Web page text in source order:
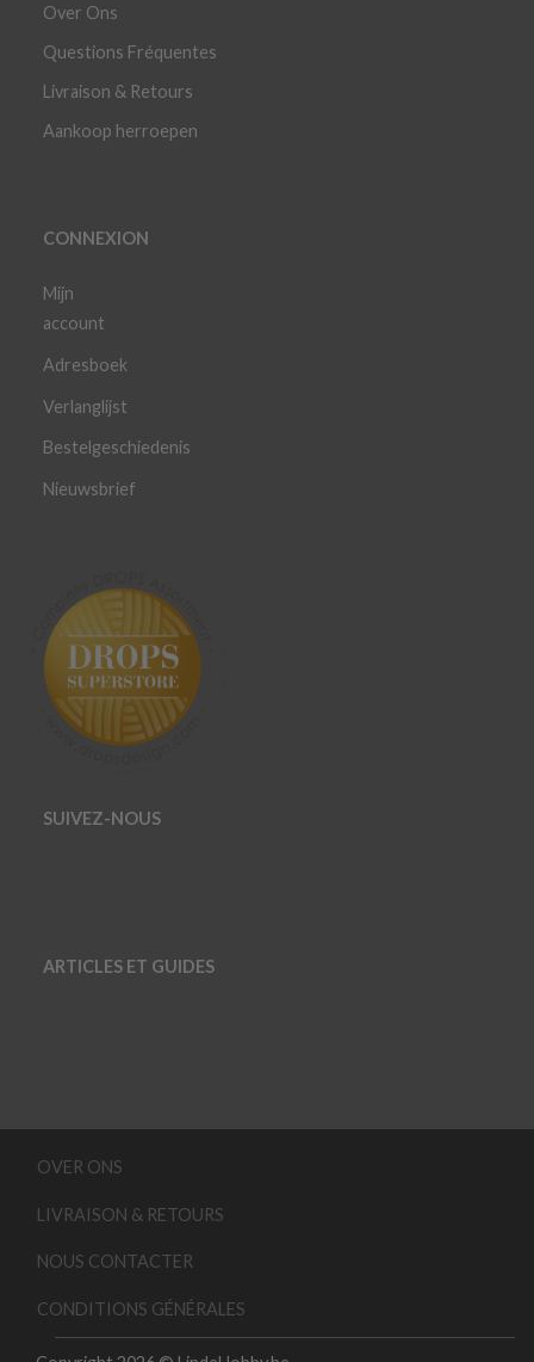
Over Ons
Questions Fréquentes
Livraison & Retours
Aankoop herroepen
CONNEXION
Mijn
account
Adresboek
Verlanglijst
Bestelgeschiedenis
Nieuwsbrief
SUIVEZ-NOUS
ARTICLES ET GUIDES
OVER ONS
LIVRAISON & RETOURS
NOUS CONTACTER
CONDITIONS GÉNÉRALES